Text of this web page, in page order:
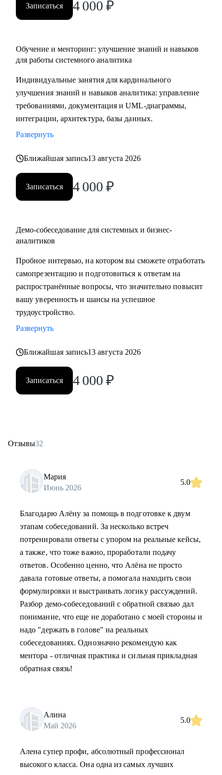
Записаться 4 000 ₽
Обучение и менторинг: улучшение знаний и навыков
для работы системного аналитика
Индивидуальные занятия для кардинального
улучшения знаний и навыков аналитика: управление
требованиями, документация и UML-диаграммы,
интеграции, архитектура, базы данных.
Развернуть
Ближайшая запись13 августа 2026
Записаться 4 000 ₽
Демо-собеседование для системных и бизнес-
аналитиков
Пробное интервью, на котором вы сможете отработать
самопрезентацию и подготовиться к ответам на
распространённые вопросы, что значительно повысит
вашу уверенность и шансы на успешное
трудоустройство.
Развернуть
Ближайшая запись13 августа 2026
Записаться 4 000 ₽
Отзывы32
Мария
Июнь 2026
5.0
Благодарю Алёну за помощь в подготовке к двум
этапам собеседований. За несколько встреч
потренировали ответы с упором на реальные кейсы,
а также, что тоже важно, проработали подачу
ответов. Особенно ценно, что Алёна не просто
давала готовые ответы, а помогала находить свои
формулировки и выстраивать логику рассуждений.
Разбор демо-собеседований с обратной связью дал
понимание, что еще не доработано с моей стороны и
надо "держать в голове" на реальных
собеседованиях. Однозначно рекомендую как
ментора - отличная практика и сильная прикладная
обратная связь!
Алина
Май 2026
5.0
Алена супер профи, абсолютный профессионал
высокого класса. Она одна из самых лучших